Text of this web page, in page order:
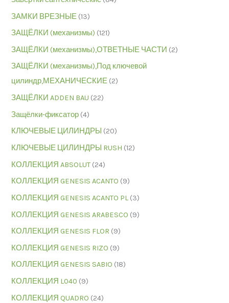
ЗАМКИ ВРЕЗНЫЕ (13)
ЗАЩЁЛКИ (механизмы) (121)
ЗАЩЁЛКИ (механизмы),ОТВЕТНЫЕ ЧАСТИ (2)
ЗАЩЁЛКИ (механизмы),Под ключевой
цилиндр,МЕХАНИЧЕСКИЕ (2)
ЗАЩЁЛКИ ADDEN BAU (22)
Защёлки-фиксатор (4)
КЛЮЧЕВЫЕ ЦИЛИНДРЫ (20)
КЛЮЧЕВЫЕ ЦИЛИНДРЫ RUSH (12)
КОЛЛЕКЦИЯ ABSOLUT (24)
КОЛЛЕКЦИЯ GENESIS ACANTO (9)
КОЛЛЕКЦИЯ GENESIS ACANTO PL (3)
КОЛЛЕКЦИЯ GENESIS ARABESCO (9)
КОЛЛЕКЦИЯ GENESIS FLOR (9)
КОЛЛЕКЦИЯ GENESIS RIZO (9)
КОЛЛЕКЦИЯ GENESIS SABIO (18)
КОЛЛЕКЦИЯ L040 (9)
КОЛЛЕКЦИЯ QUADRO (24)